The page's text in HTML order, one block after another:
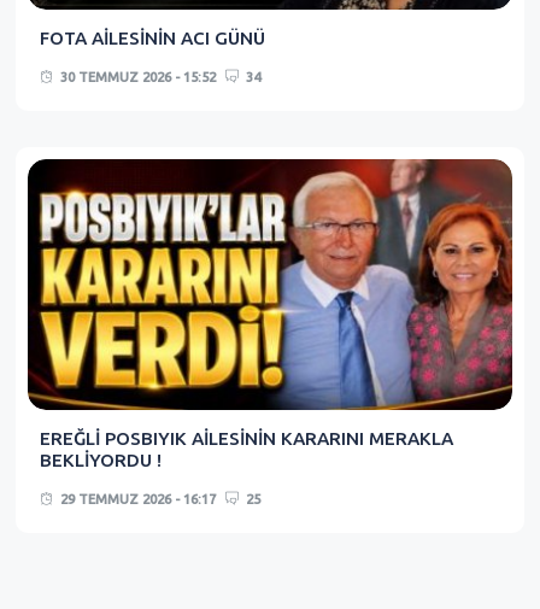
FOTA AİLESİNİN ACI GÜNÜ
30 TEMMUZ 2026 - 15:52 34
EREĞLİ POSBIYIK AİLESİNİN KARARINI MERAKLA
BEKLİYORDU !
29 TEMMUZ 2026 - 16:17 25